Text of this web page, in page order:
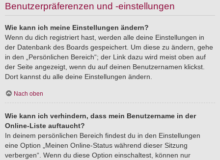
Benutzerpräferenzen und -einstellungen
Wie kann ich meine Einstellungen ändern?
Wenn du dich registriert hast, werden alle deine Einstellungen in
der Datenbank des Boards gespeichert. Um diese zu ändern, gehe
in den „Persönlichen Bereich“; der Link dazu wird meist oben auf
der Seite angezeigt, wenn du auf deinen Benutzernamen klickst.
Dort kannst du alle deine Einstellungen ändern.
Nach oben
Wie kann ich verhindern, dass mein Benutzername in der
Online-Liste auftaucht?
In deinem persönlichen Bereich findest du in den Einstellungen
eine Option „Meinen Online-Status während dieser Sitzung
verbergen“. Wenn du diese Option einschaltest, können nur